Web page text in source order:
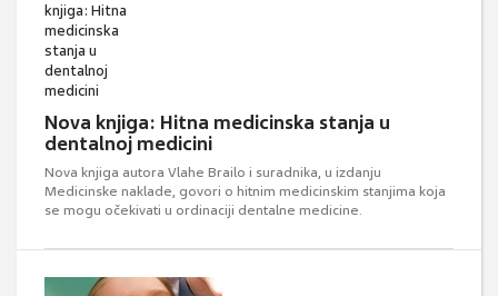
Nova knjiga: Hitna medicinska stanja u
dentalnoj medicini
Nova knjiga autora Vlahe Brailo i suradnika, u izdanju
Medicinske naklade, govori o hitnim medicinskim stanjima koja
se mogu očekivati u ordinaciji dentalne medicine.